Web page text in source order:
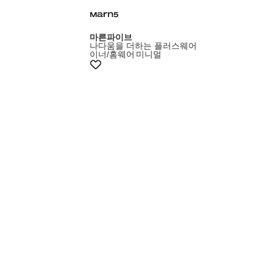
마른파이브
나다움을 더하는 플러스웨어
이너/홈웨어 미니멀